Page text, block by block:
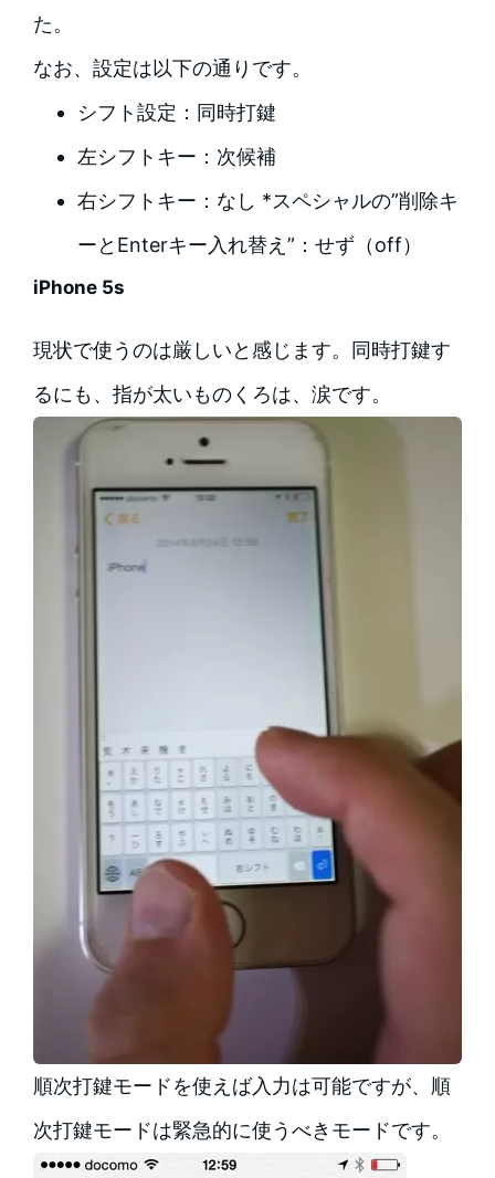
た。
なお、設定は以下の通りです。
シフト設定：同時打鍵
左シフトキー：次候補
右シフトキー：なし *スペシャルの”削除キ
ーとEnterキー入れ替え”：せず（off）
iPhone 5s
現状で使うのは厳しいと感じます。同時打鍵す
るにも、指が太いものくろは、涙です。
順次打鍵モードを使えば入力は可能ですが、順
次打鍵モードは緊急的に使うべきモードです。